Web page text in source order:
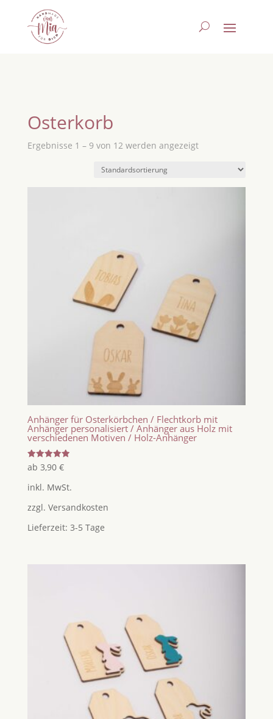
Osterkorb
Ergebnisse 1 – 9 von 12 werden angezeigt
Anhänger für Osterkörbchen / Flechtkorb mit
Anhänger personalisiert / Anhänger aus Holz mit
verschiedenen Motiven / Holz-Anhänger
Bewertet
mit
von 5
ab 3,90 €
inkl. MwSt.
zzgl. Versandkosten
Lieferzeit: 3-5 Tage